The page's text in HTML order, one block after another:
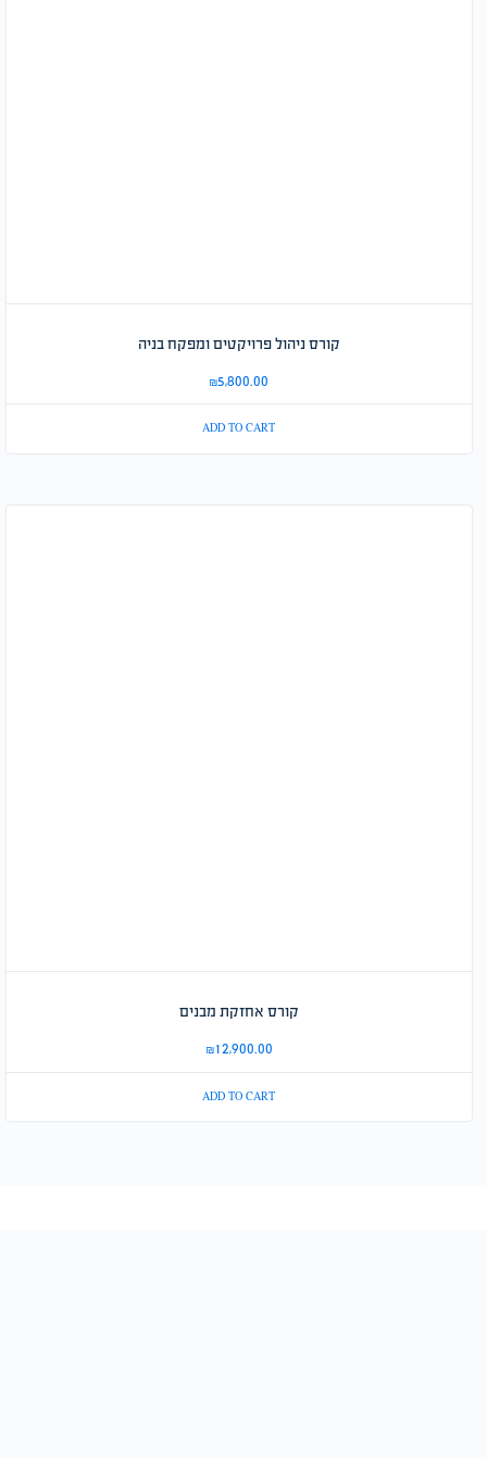
קורס ניהול פרויקטים ומפקח בניה
₪5,800.00
ADD TO CART
קורס אחזקת מבנים
₪12,900.00
ADD TO CART